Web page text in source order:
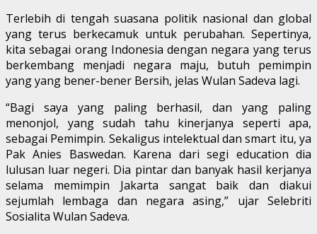
Terlebih di tengah suasana politik nasional dan global
yang terus berkecamuk untuk perubahan. Sepertinya,
kita sebagai orang Indonesia dengan negara yang terus
berkembang menjadi negara maju, butuh pemimpin
yang yang bener-bener Bersih, jelas Wulan Sadeva lagi.
“Bagi saya yang paling berhasil, dan yang paling
menonjol, yang sudah tahu kinerjanya seperti apa,
sebagai Pemimpin. Sekaligus intelektual dan smart itu, ya
Pak Anies Baswedan. Karena dari segi education dia
lulusan luar negeri. Dia pintar dan banyak hasil kerjanya
selama memimpin Jakarta sangat baik dan diakui
sejumlah lembaga dan negara asing,” ujar Selebriti
Sosialita Wulan Sadeva.